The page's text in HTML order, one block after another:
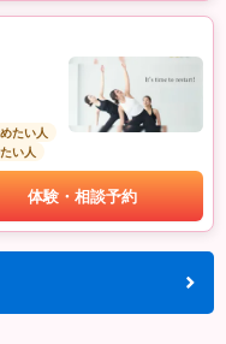
たい人
い人
体験・相談予約